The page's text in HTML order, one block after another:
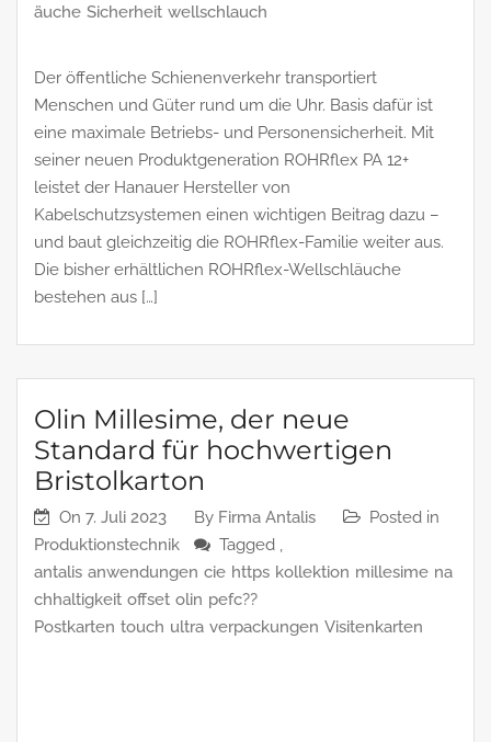
äuche Sicherheit wellschlauch
Der öffentliche Schienenverkehr transportiert
Menschen und Güter rund um die Uhr. Basis dafür ist
eine maximale Betriebs- und Personensicherheit. Mit
seiner neuen Produktgeneration ROHRflex PA 12+
leistet der Hanauer Hersteller von
Kabelschutzsystemen einen wichtigen Beitrag dazu –
und baut gleichzeitig die ROHRflex-Familie weiter aus.
Die bisher erhältlichen ROHRflex-Wellschläuche
bestehen aus […]
Olin Millesime, der neue
Standard für hochwertigen
Bristolkarton
On 7. Juli 2023 By Firma Antalis
Posted in
Produktionstechnik
Tagged ,
antalis anwendungen cie https kollektion millesime na
chhaltigkeit offset olin pefc??
Postkarten touch ultra verpackungen Visitenkarten